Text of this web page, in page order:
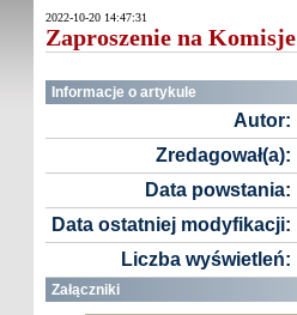
2022-10-20 14:47:31
Zaproszenie na
Informacje o artykule
Autor:
Zredagował(a):
Data powstania:
Data ostatniej modyfikacji:
Liczba wyświetleń:
Załączniki